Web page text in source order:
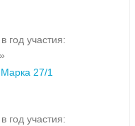
год участия:
27/1
год участия: